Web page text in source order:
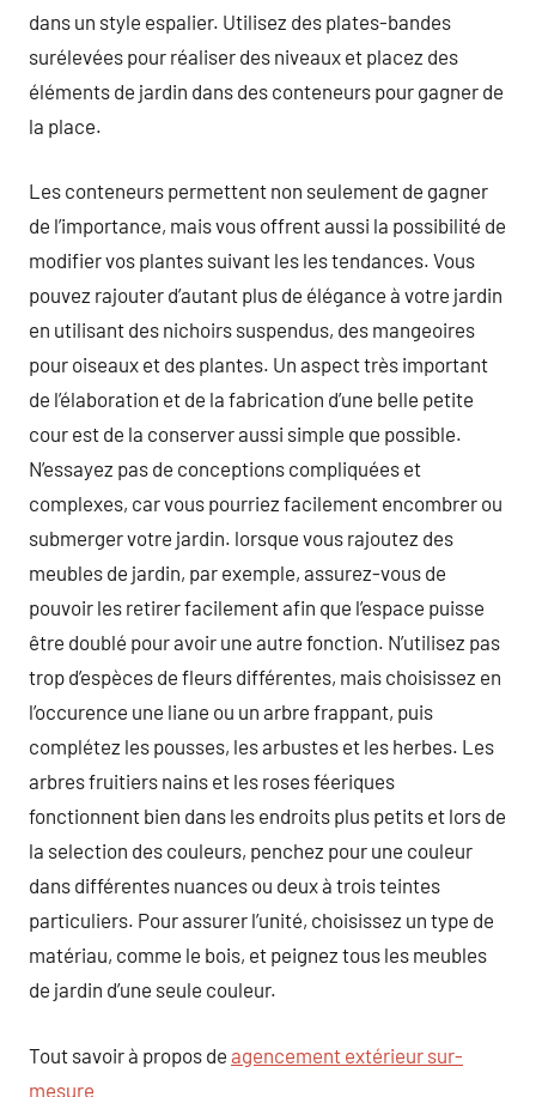
dans un style espalier. Utilisez des plates-bandes
surélevées pour réaliser des niveaux et placez des
éléments de jardin dans des conteneurs pour gagner de
la place.
Les conteneurs permettent non seulement de gagner
de l’importance, mais vous offrent aussi la possibilité de
modifier vos plantes suivant les les tendances. Vous
pouvez rajouter d’autant plus de élégance à votre jardin
en utilisant des nichoirs suspendus, des mangeoires
pour oiseaux et des plantes. Un aspect très important
de l’élaboration et de la fabrication d’une belle petite
cour est de la conserver aussi simple que possible.
N’essayez pas de conceptions compliquées et
complexes, car vous pourriez facilement encombrer ou
submerger votre jardin. lorsque vous rajoutez des
meubles de jardin, par exemple, assurez-vous de
pouvoir les retirer facilement afin que l’espace puisse
être doublé pour avoir une autre fonction. N’utilisez pas
trop d’espèces de fleurs différentes, mais choisissez en
l’occurence une liane ou un arbre frappant, puis
complétez les pousses, les arbustes et les herbes. Les
arbres fruitiers nains et les roses féeriques
fonctionnent bien dans les endroits plus petits et lors de
la selection des couleurs, penchez pour une couleur
dans différentes nuances ou deux à trois teintes
particuliers. Pour assurer l’unité, choisissez un type de
matériau, comme le bois, et peignez tous les meubles
de jardin d’une seule couleur.
Tout savoir à propos de agencement extérieur sur-
mesure